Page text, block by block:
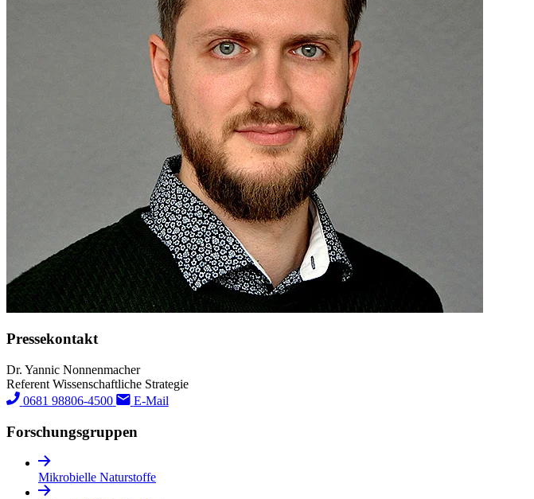
Pressekontakt
Dr. Yannic Nonnenmacher
Referent Wissenschaftliche Strategie
0681 98806-4500
E-Mail
Forschungs­gruppen
Mikrobielle Naturstoffe